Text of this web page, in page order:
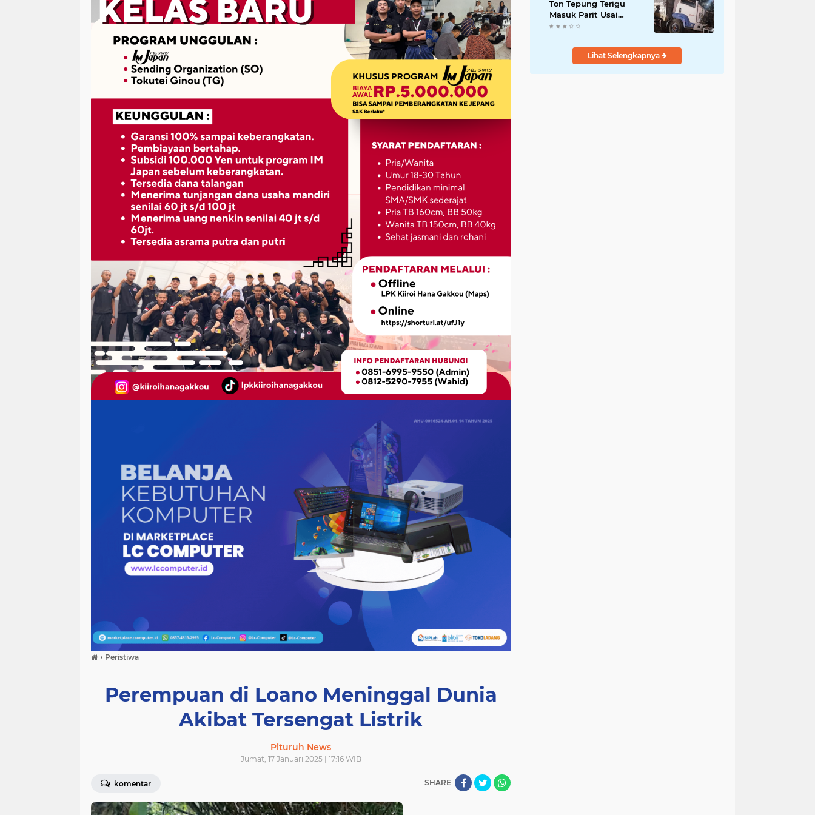
› Peristiwa
Perempuan di Loano Meninggal Dunia
Akibat Tersengat Listrik
Pituruh News
Jumat, 17 Januari 2025 | 17:16 WIB
komentar SHARE
Ton Tepung Terigu
Masuk Parit Usai
Tabrak Motor di Depan
Satu Orang Tewas
Lihat Selengkapnya